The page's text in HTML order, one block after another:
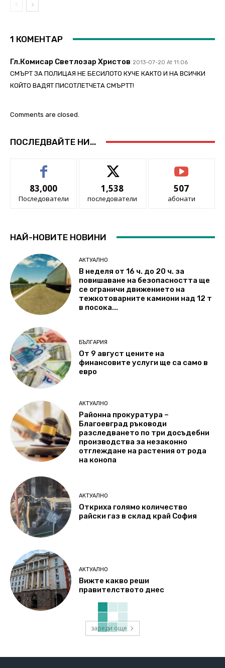
1 КОМЕНТАР
Гл.комисар Светлозар Христов 2013-07-20 At 11:06
СМЪРТ ЗА ПОЛИЦАЯ НЕ БЕСИЛОТО КУЧЕ КАКТО И НА ВСИЧКИ
КОЙТО ВАДЯТ ПИСОТЛЕТЧЕТА СМЪРТТ!
Comments are closed.
ПОСЛЕДВАЙТЕ НИ...
83,000
Последователи
1,538
последователи
507
абонати
НАЙ-НОВИТЕ НОВИНИ
АКТУАЛНО
В неделя от 16 ч. до 20 ч. за
повишаване на безопасността ще
се ограничи движението на
тежкотоварните камиони над 12 т
в посока...
БЪЛГАРИЯ
От 9 август цените на
финансовите услуги ще са само в
евро
АКТУАЛНО
Районна прокуратура –
Благоевград ръководи
разследването по три досъдебни
производства за незаконно
отглеждане на растения от рода
на конопа
АКТУАЛНО
Откриха голямо количество
райски газ в склад край София
АКТУАЛНО
Вижте какво реши
правителството днес
зареди още